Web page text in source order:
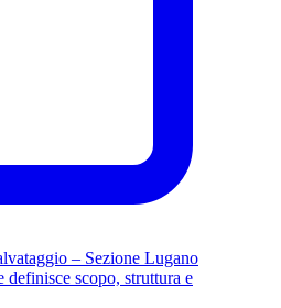
– Sezione Lugano
definisce scopo, struttura e